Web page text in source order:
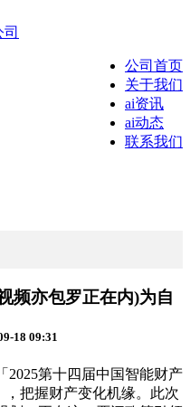
公司首页
关于我们
ai资讯
ai动态
联系我们
频亦包罗正在内)为自
18 09:31
第十四届中国智能财产
把握财产变化机缘。此次